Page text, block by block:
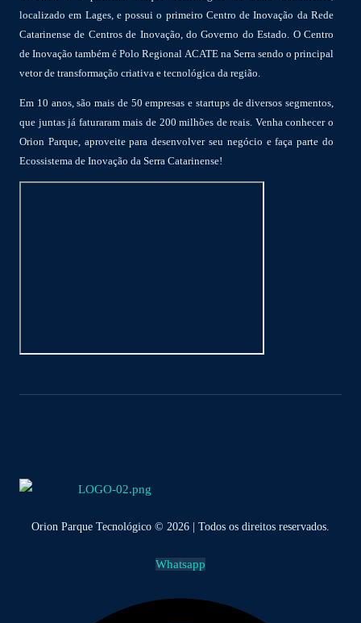
localizado em Lages, e possui o primeiro Centro de Inovação da Rede
Catarinense de Centros de Inovação, do Governo do Estado. O Centro
de Inovação também é Polo Regional ACATE na Serra sendo o principal
vetor de transformação criativa e tecnológica da região.
Em 10 anos, são mais de 50 empresas e startups de diversos segmentos,
que juntas já faturaram mais de 200 milhões de reais. Venha conhecer o
Orion Parque, aproveite para desenvolver seu negócio e faça parte do
Ecossistema de Inovação da Serra Catarinense!
Orion Parque Tecnológico © 2026 | Todos os direitos reservados.
Whatsapp